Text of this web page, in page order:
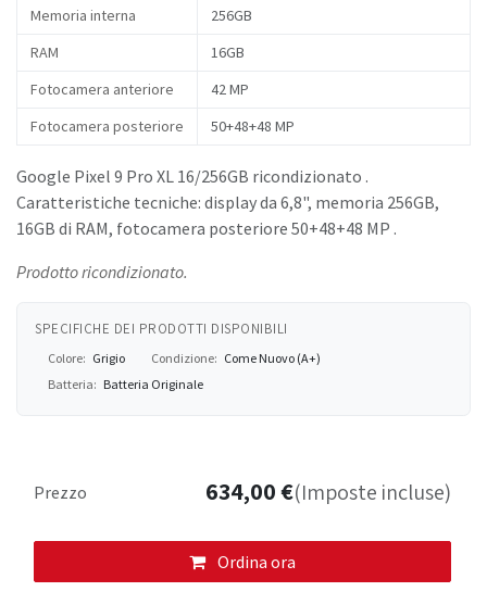
Memoria interna
256GB
RAM
16GB
Fotocamera anteriore
42 MP
Fotocamera posteriore
50+48+48 MP
Google Pixel 9 Pro XL 16/256GB ricondizionato .
Caratteristiche tecniche: display da 6,8", memoria 256GB,
16GB di RAM, fotocamera posteriore 50+48+48 MP .
Prodotto ricondizionato.
SPECIFICHE DEI PRODOTTI DISPONIBILI
Colore: Grigio Condizione: Come Nuovo (A+)
Batteria: Batteria Originale
Ordina ora
Prezzo 634,00€(Imposte incluse)